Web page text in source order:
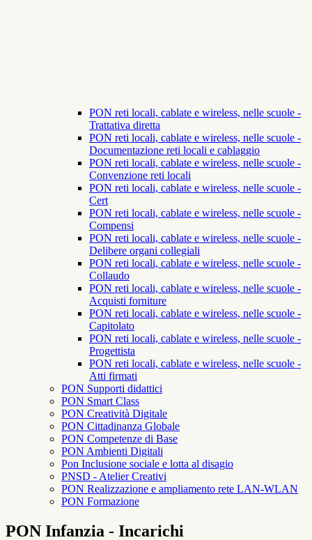
PON reti locali, cablate e wireless, nelle scuole -
Trattativa diretta
PON reti locali, cablate e wireless, nelle scuole -
Documentazione reti locali e cablaggio
PON reti locali, cablate e wireless, nelle scuole -
Convenzione reti locali
PON reti locali, cablate e wireless, nelle scuole -
Cert
PON reti locali, cablate e wireless, nelle scuole -
Compensi
PON reti locali, cablate e wireless, nelle scuole -
Delibere organi collegiali
PON reti locali, cablate e wireless, nelle scuole -
Collaudo
PON reti locali, cablate e wireless, nelle scuole -
Acquisti forniture
PON reti locali, cablate e wireless, nelle scuole -
Capitolato
PON reti locali, cablate e wireless, nelle scuole -
Progettista
PON reti locali, cablate e wireless, nelle scuole -
Atti firmati
PON Supporti didattici
PON Smart Class
PON Creatività Digitale
PON Cittadinanza Globale
PON Competenze di Base
PON Ambienti Digitali
Pon Inclusione sociale e lotta al disagio
PNSD - Atelier Creativi
PON Realizzazione e ampliamento rete LAN-WLAN
PON Formazione
PON Infanzia - Incarichi